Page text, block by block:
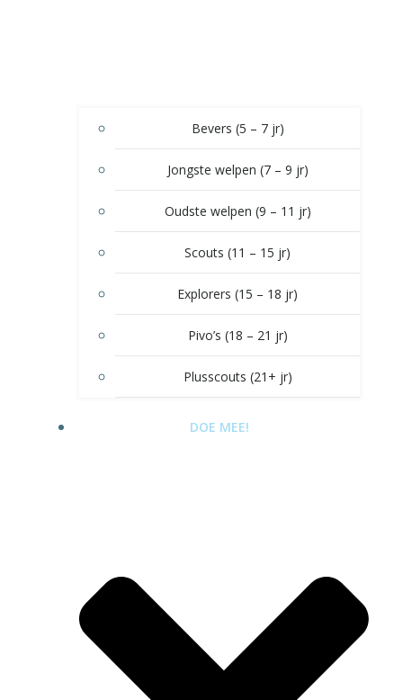
Bevers (5 – 7 jr)
Jongste welpen (7 – 9 jr)
Oudste welpen (9 – 11 jr)
Scouts (11 – 15 jr)
Explorers (15 – 18 jr)
Pivo’s (18 – 21 jr)
Plusscouts (21+ jr)
DOE MEE!